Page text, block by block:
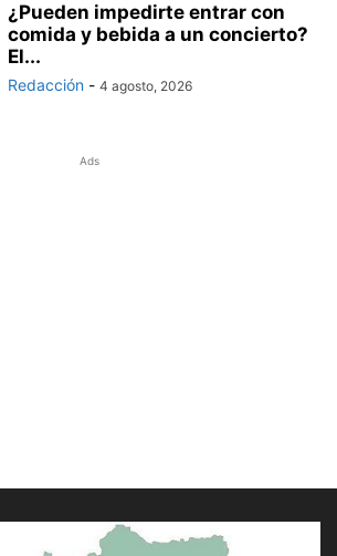
¿Pueden impedirte entrar con
comida y bebida a un concierto?
El...
Redacción - 4 agosto, 2026
Ads